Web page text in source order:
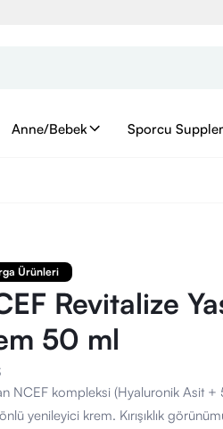
Anne/Bebek Sporcu
Ürünleri
Revitalize
50 ml
NCEF kompleksi (Hyaluronik Asit +
yenileyici krem. Kırışıklık